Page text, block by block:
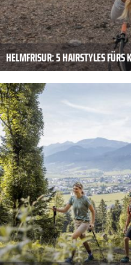
HELMFRISUR: 5 HAIRSTYLES FÜRS